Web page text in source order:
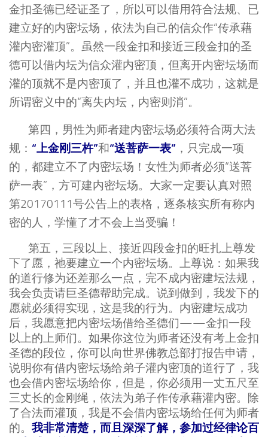
金扣圣德已经证圣了，所以可以借用符合法规、已
建立好的内密坛场，依法为自己的信众作“传承藉
灌内密灌顶”。虽然一段金扣和接近三段金扣的圣
德可以借内坛为信众灌内密顶，但离开内密坛场而
灌的顶就不是内密顶了，并且也灌不成功，这就是
所谓密义中的“离失内坛，内密则消”。
第四，男性为师者建内密坛场必须符合两大法
规： “上金刚三杵”和“送菩萨一表” ，只完成一项
的，都建立不了内密坛场！女性为师者必须“送菩
萨一表”，方可建内密坛场。大家一定要认真对照
第20170111号公告上的表格，逐条核实所有称内
密的人，学懂了才不会上当受骗！
第五，三段以上、接近四段金扣的旺扎上尊发
下了愿，祂要建立一个内密坛场。上尊说：如果我
的道行修为还差那么一点，完不成内密建坛法规，
我会负责请巨圣德帮助完成。说到做到，我发下的
愿就必须得实现，这是我的行为。内密建坛成功
后，我愿意把内密坛场借给圣德们——金扣一段
以上的上师们。如果你这位为师者还没有考上金扣
圣德的段位，你可以向世界佛教总部打报告申请，
说明你有借内密坛场给弟子灌内密顶的道行了，我
也会借内密坛场给你，但是，你必须用一丈五尺至
三丈长的金刚绳，依法为弟子作传承藉灌内密。除
了合法而灌顶，我是不会借内密坛场给任何为师者
的。 我非常清楚，而且深深了解，参加过经律论百